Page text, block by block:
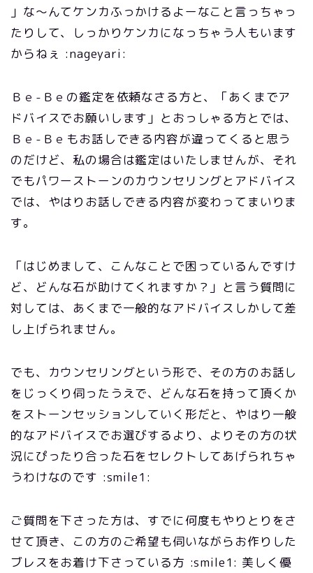
」な～んてケンカふっかけるよーなこと言っちゃっ
たりして、しっかりケンカになっちゃう人もいます
からねぇ :nageyari:
Ｂｅ-Ｂｅの鑑定を依頼なさる方と、「あくまでア
ドバイスでお願いします」とおっしゃる方とでは、
Ｂｅ-Ｂｅもお話しできる内容が違ってくると思う
のだけど、私の場合は鑑定はいたしませんが、それ
でもパワーストーンのカウンセリングとアドバイス
では、やはりお話しできる内容が変わってまいりま
す。
「はじめまして、こんなことで困っているんですけ
ど、どんな石が助けてくれますか？」と言う質問に
対しては、あくまで一般的なアドバイスしかして差
し上げられません。
でも、カウンセリングという形で、その方のお話し
をじっくり伺ったうえで、どんな石を持って頂くか
をストーンセッションしていく形だと、やはり一般
的なアドバイスでお選びするより、よりその方の状
況にぴったり合った石をセレクトしてあげられちゃ
うわけなのです :smile1:
ご質問を下さった方は、すでに何度もやりとりをさ
せて頂き、この方のご希望も伺いながらお作りした
ブレスをお着け下さっている方 :smile1: 美しく優